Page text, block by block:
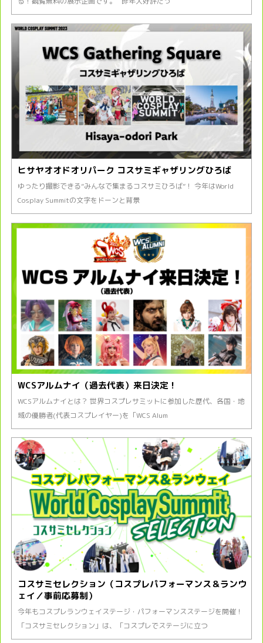
ヒサヤオオドオリパーク コスサミギャザリングひろば
ゆったり撮影できる”みんなで集まるコスサミひろば”！ 今年はWorld
Cosplay Summitの文字をドーンと背景
WCSアルムナイ（過去代表）来日決定！
WCSアルムナイとは？ 世界コスプレサミットに参加した歴代、各国・地
域の優勝者(代表コスプレイヤー)を「WCS Alum
コスサミセレクション（コスプレパフォーマンス＆ランウ
ェイ／事前応募制）
今年もコスプレランウェイステージ・パフォーマンスステージを開催！
「コスサミセレクション」は、「コスプレでステージに立つ